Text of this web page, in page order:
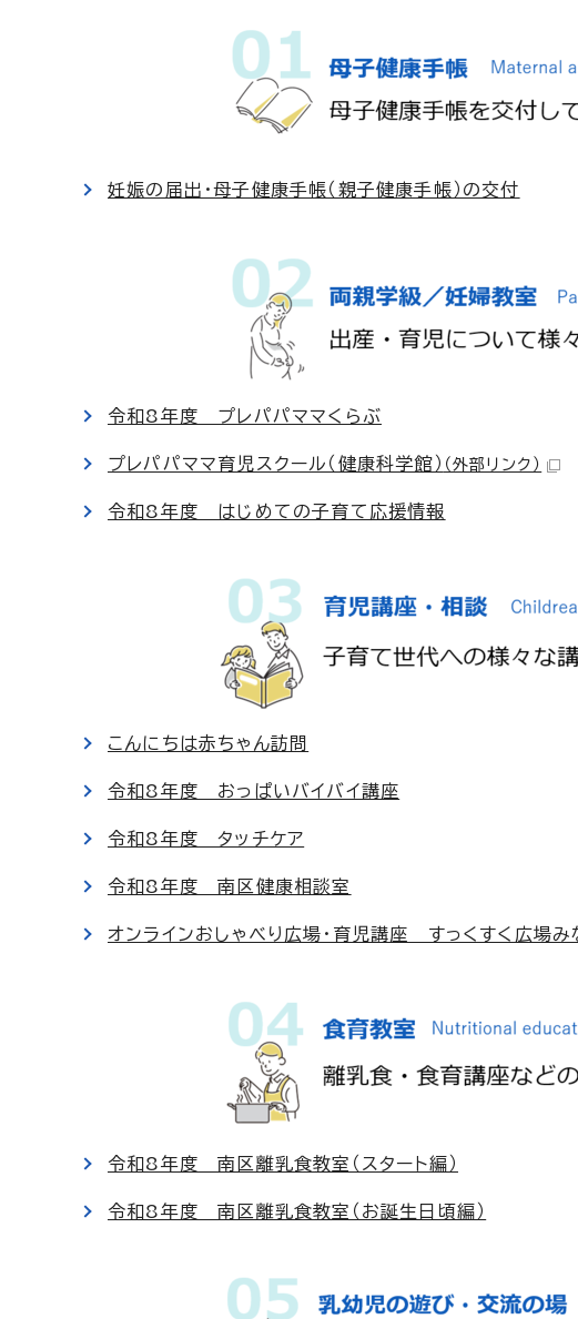
妊娠の届出・母子健康手帳（親子健康手帳）の交付
令和8年度 プレパパママくらぶ
プレパパママ育児スクール（健康科学館） （外部リンク）
令和8年度 はじめての子育て応援情報
こんにちは赤ちゃん訪問
令和8年度 おっぱいバイバイ講座
令和8年度 タッチケア
令和8年度 南区健康相談室
オンラインおしゃべり広場・育児講座 すっくすく広場み
令和8年度 南区離乳食教室（スタート編）
令和8年度 南区離乳食教室（お誕生日頃編）